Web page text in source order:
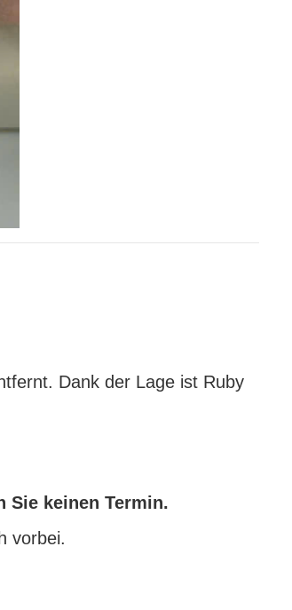
Dank der Lage ist Ruby
Sie keinen Termin.
vorbei.